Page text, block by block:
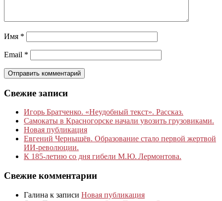
Имя *
Email *
Свежие записи
Игорь Братченко. «Неудобный текст». Рассказ.
Самокаты в Красногорске начали увозить грузовиками.
Новая публикация
Евгений Чернышёв. Образование стало первой жертвой
ИИ-революции.
К 185‑летию со дня гибели М.Ю. Лермонтова.
Свежие комментарии
Галина к записи Новая публикация